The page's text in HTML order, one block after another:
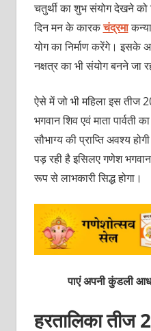
चतुर्थी का शुभ संयोग देखने
दिन मन के कारकचंद्रमा
योग का निर्माण करेंगे। इसके
नक्षत्र का भी संयोग बनने जा
ऐसे में जो भी महिला इस तीज
भगवान शिव एवं माता
सौभाग्‍य की प्राप्‍ति अवश्‍य
पड़ रही है इसिलए गणेश
रूप से लाभकारी सिद्ध होगा।
पाएं अपनी कुंडली
हरतालिका